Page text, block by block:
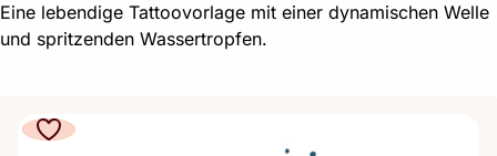
Eine lebendige Tattoovorlage mit einer dynamischen Welle
und spritzenden Wassertropfen.